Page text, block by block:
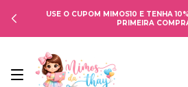
USE O CUPOM MIMOS10 E TENHA
PRIMEIRA